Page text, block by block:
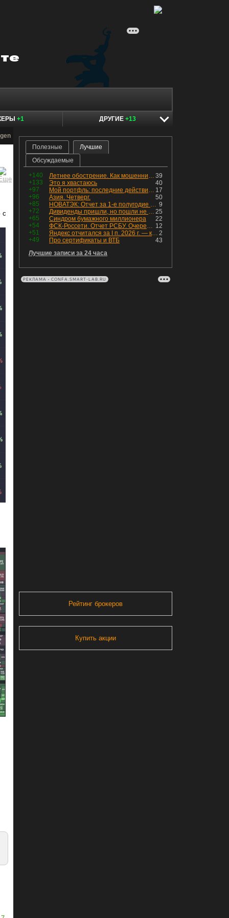
+1 ДРУГИЕ +13
с
Полезные
Лучшие
Обсуждаемые
+140 39
Летнее обострение. Как мошенники пытаются подсунуть кнопку "БАБЛО" девушкам
+133
40
Это я хвастаюсь
+97
17
Мой портфль: последние действия и текущая структура. Краткий комментарий по всем позициям
+96
50
Азия. Четверг.
+85
9
НОВАТЭК: Отчет за 1-е полугодие 2026 - прибыль продолжает падать, но лучшее впереди, если не прилетит
+72
25
Дивиденды пришли, но пошли не туда
+65
22
Синдром бумажного миллионера
+54
12
ФСК-Россети. Отчет РСБУ. Очередная допка - бомбовые новости в эфире
+51
2
Яндекс отчитался за I п. 2026 г. — компания увеличила инвестиции и долг. Buyback начал работать, продали Авто.Ру.
+49
43
Про сертификаты и ВТБ
Лучшие записи за 24 часа
РЕКЛАМА • CONFA.SMART-LAB.RU
Рейтинг брокеров
Купить акции